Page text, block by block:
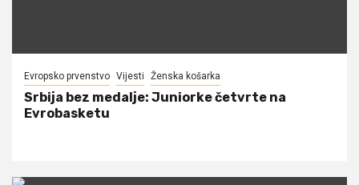
Evropsko prvenstvo Vijesti Ženska košarka
Srbija bez medalje: Juniorke četvrte na
Evrobasketu